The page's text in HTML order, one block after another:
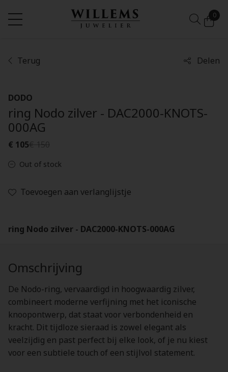
0
Terug Delen
DODO
ring Nodo zilver - DAC2000-KNOTS-
000AG
€ 105€ 150
Out of stock
Toevoegen aan verlanglijstje
ring Nodo zilver - DAC2000-KNOTS-000AG
Omschrijving
De Nodo-ring, vervaardigd in hoogwaardig zilver,
combineert moderne verfijning met het iconische
knoopontwerp, dat staat voor verbondenheid en
kracht. Dit tijdloze sieraad is zowel elegant als
veelzijdig en past perfect bij elke look, of je nu kiest
voor een subtiele touch of een stijlvol statement.